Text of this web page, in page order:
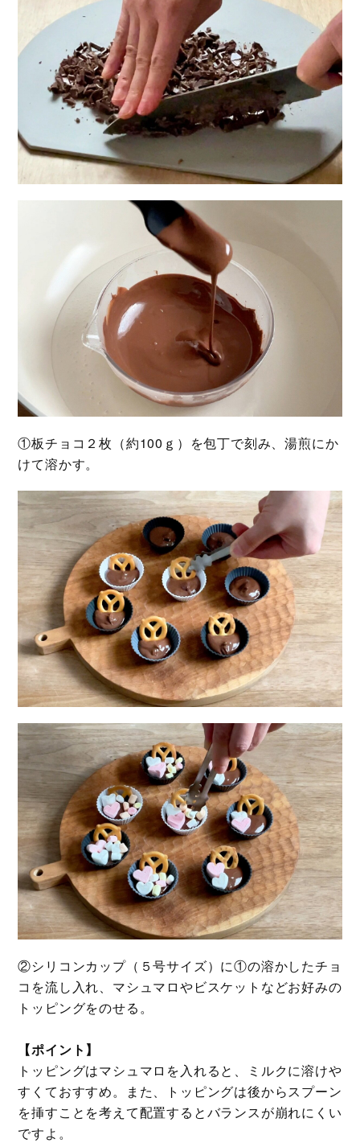
①板チョコ２枚（約100ｇ）を包丁で刻み、湯煎にか
けて溶かす。
②シリコンカップ（５号サイズ）に①の溶かしたチョ
コを流し入れ、マシュマロやビスケットなどお好みの
トッピングをのせる。
【ポイント】
トッピングはマシュマロを入れると、ミルクに溶けや
すくておすすめ。また、トッピングは後からスプーン
を挿すことを考えて配置するとバランスが崩れにくい
ですよ。